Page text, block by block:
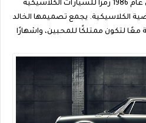
تُعتبر بورش 911 الكلاسيكية من عام 1986 رمزًا للسيارات الكلاسيكية
الكلاسيكية. يجمع تصميمها الخالد
معًا لتكون ممتلكًا للمحبين، واشهارًا